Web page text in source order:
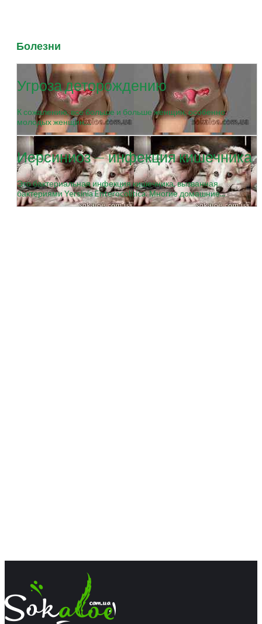
Болезни
Угроза деторождению
К сожалению, все больше и больше женщин, особенно
молодых женщин,...
Иерсиниоз — инфекция кишечника
Это бактериальная инфекция кишечника, вызванная
бактериями Yersinia Enterocolitica. Многие домашние...